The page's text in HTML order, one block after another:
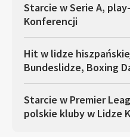
Starcie w Serie A,
Konferencji
Hit w lidze
Bundeslidze, Boxing
Starcie w Premier
polskie kluby w Lidze